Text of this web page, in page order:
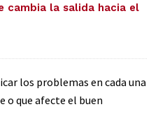
cambia la salida hacia el
los problemas en cada una
o que afecte el buen